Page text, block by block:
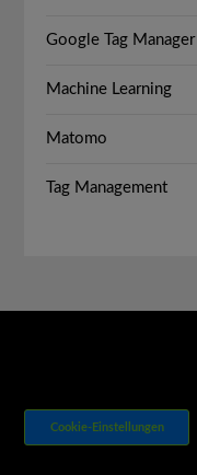
Google Tag Manager
Machine Learning
Matomo
Tag Management
Cookie-Einstellungen